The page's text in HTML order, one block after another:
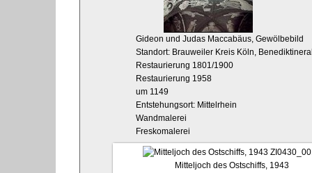
Gideon und Judas Maccabäus, Gewölbebild
Standort: Brauweiler Kreis Köln,
Restaurierung 1801/1900
Restaurierung 1958
um 1149
Entstehungsort: Mittelrhein
Wandmalerei
Freskomalerei
Mitteljoch des Ostschiffs, 1943